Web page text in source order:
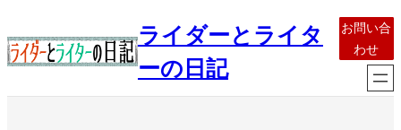
容
を
ライダーとライタ
ーの日記
お問い合
わせ